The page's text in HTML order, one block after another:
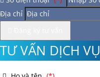
Địa chỉ
TƯ VẤN DỊCH VỤ